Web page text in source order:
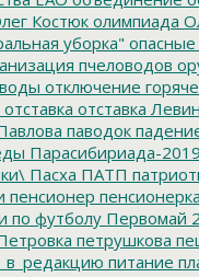
Костюк олимпиада
уборка"
пчеловодов
отключение
отставка отставка
паводок
Парасибириада-2019
Пасха ПАТП
пенсионер пенсионерка
по футболу Первомай
петрушкова
питание